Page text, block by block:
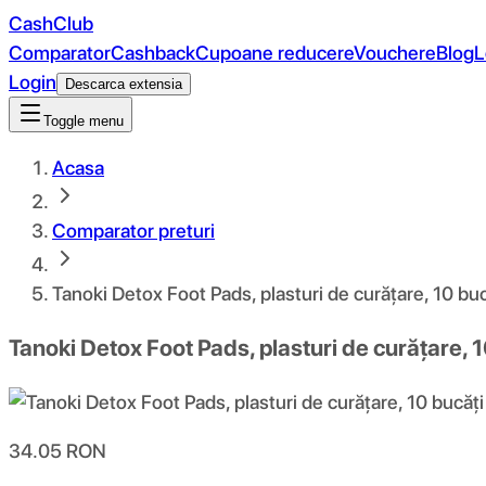
CashClub
ComparatorCashbackCupoane reducereVouchereBlog
Login
Descarca extensia
Toggle menu
Acasa
Comparator preturi
Tanoki Detox Foot Pads, plasturi de curățare, 10
Tanoki Detox Foot Pads, plasturi de curățare,
34.05 RON